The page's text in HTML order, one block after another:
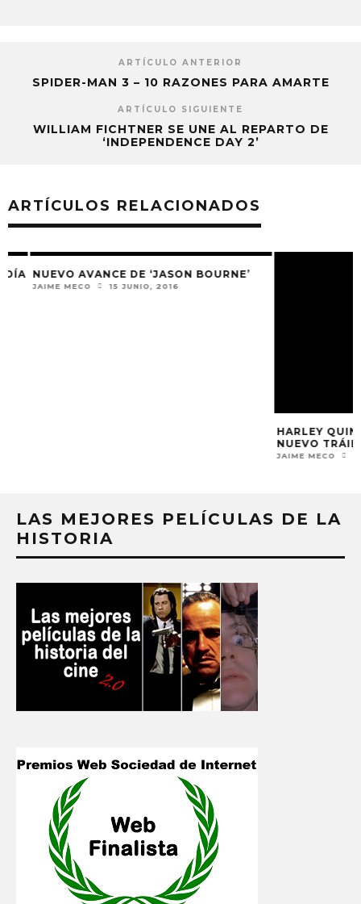
ARTÍCULO ANTERIOR
SPIDER-MAN 3 – 10 RAZONES PARA AMARTE
ARTÍCULO SIGUIENTE
WILLIAM FICHTNER SE UNE AL REPARTO DE
‘INDEPENDENCE DAY 2’
ARTÍCULOS RELACIONADOS
NUEVO AVANCE DE ‘JASON BOURNE’
JAIME MECO 15 JUNIO, 2016
LAS MEJORES PELÍCULAS DE LA
HISTORIA